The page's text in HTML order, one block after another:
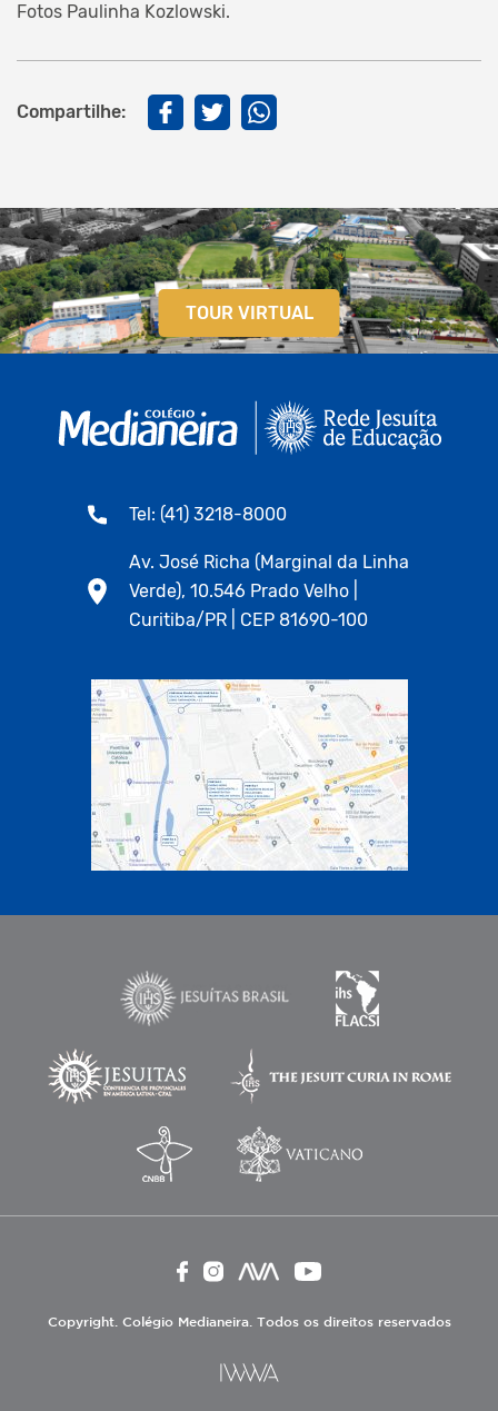
Fotos Paulinha Kozlowski.
Compartilhe:
TOUR VIRTUAL
Tel: (41) 3218-8000
Av. José Richa (Marginal da Linha
Verde), 10.546 Prado Velho |
Curitiba/PR | CEP 81690-100
Copyright. Colégio Medianeira. Todos os direitos reservados